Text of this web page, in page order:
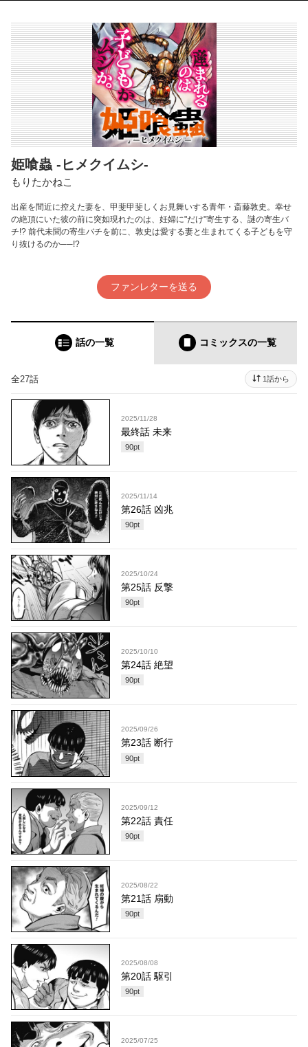
姫喰蟲 -ヒメクイムシ-
もりたかねこ
出産を間近に控えた妻を、甲斐甲斐しくお見舞いする青年・斎藤敦史。幸せ
の絶頂にいた彼の前に突如現れたのは、妊婦に"だけ"寄生する、謎の寄生バ
チ!? 前代未聞の寄生バチを前に、敦史は愛する妻と生まれてくる子どもを守
り抜けるのか──!?
ファンレターを送る
話の一覧 コミックスの一覧
全27話 1話から
2025/11/28
最終話 未来
90pt
2025/11/14
第26話 凶兆
90pt
2025/10/24
第25話 反撃
90pt
2025/10/10
第24話 絶望
90pt
2025/09/26
第23話 断行
90pt
2025/09/12
第22話 責任
90pt
2025/08/22
第21話 扇動
90pt
2025/08/08
第20話 駆引
90pt
2025/07/25